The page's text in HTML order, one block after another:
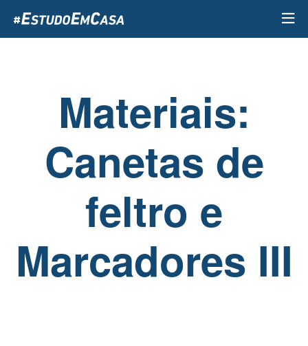
para
o
Materiais:
Canetas de
feltro e
Marcadores III